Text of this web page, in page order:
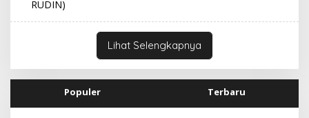
Lihat Selengkapnya
Populer Terbaru